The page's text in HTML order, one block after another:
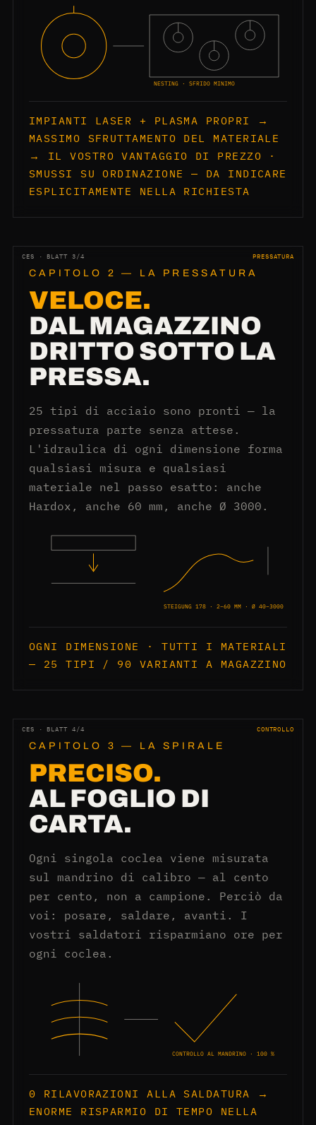
NESTING · SFRIDO MINIMO
IMPIANTI LASER + PLASMA PROPRI →
MASSIMO SFRUTTAMENTO DEL MATERIALE
→ IL VOSTRO VANTAGGIO DI PREZZO ·
SMUSSI SU ORDINAZIONE — DA INDICARE
ESPLICITAMENTE NELLA RICHIESTA
CES · BLATT 3/4 PRESSATURA
CAPITOLO 2 — LA PRESSATURA
VELOCE.
DAL MAGAZZINO
DRITTO SOTTO LA
PRESSA.
25 tipi di acciaio sono pronti — la
pressatura parte senza attese.
L'idraulica di ogni dimensione forma
qualsiasi misura e qualsiasi
materiale nel passo esatto: anche
Hardox, anche 60 mm, anche Ø 3000.
STEIGUNG 178 · 2–60 MM · Ø 40–3000
OGNI DIMENSIONE · TUTTI I MATERIALI
— 25 TIPI / 90 VARIANTI A MAGAZZINO
CES · BLATT 4/4 CONTROLLO
CAPITOLO 3 — LA SPIRALE
PRECISO.
AL FOGLIO DI
CARTA.
Ogni singola coclea viene misurata
sul mandrino di calibro — al cento
per cento, non a campione. Perciò da
voi: posare, saldare, avanti. I
vostri saldatori risparmiano ore per
ogni coclea.
CONTROLLO AL MANDRINO · 100 %
0 RILAVORAZIONI ALLA SALDATURA →
ENORME RISPARMIO DI TEMPO NELLA